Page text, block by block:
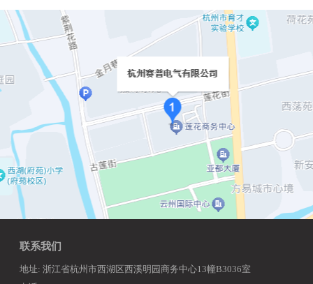
联系我们
地址: 浙江省杭州市西湖区西溪明园商务中心13幢B3036室